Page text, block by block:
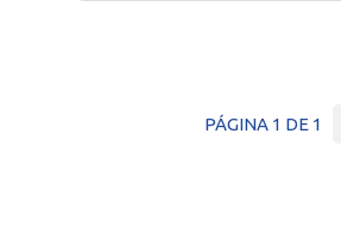
PÁGINA 1 DE 1